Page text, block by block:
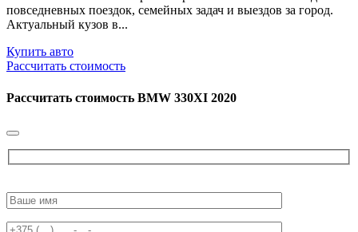
повседневных поездок, семейных задач и выездов за город.
Актуальный кузов в...
Купить авто
Рассчитать стоимость
Рассчитать стоимость BMW 330XI 2020
leave
field